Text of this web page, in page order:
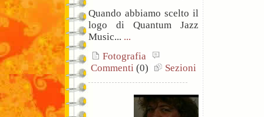
Quando abbiamo scelto il
logo di Quantum Jazz
Music... ...
Fotografia
Commenti (0) Sezioni